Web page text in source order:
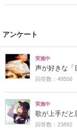
い」の
アンケート
実施中
声が好きな「
回答数：49556
実施中
歌が上手だと
回答数：23892